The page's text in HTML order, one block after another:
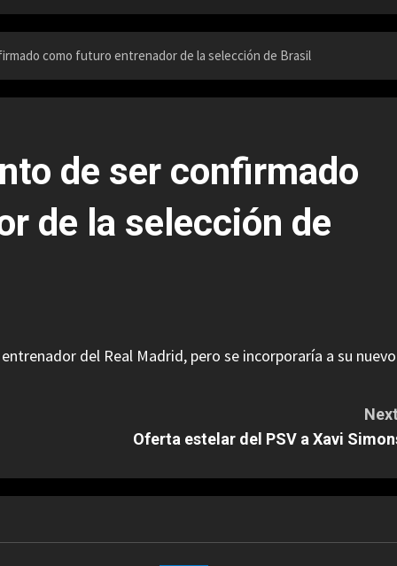
como futuro entrenador de la selección de Brasil
de ser confirmado
de la selección de
del Real Madrid, pero se incorporaría a su nuevo
Oferta estelar del PSV a Xavi